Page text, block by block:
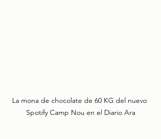
La mona de chocolate de 60 KG del nuevo
Spotify Camp Nou en el Diario Ara